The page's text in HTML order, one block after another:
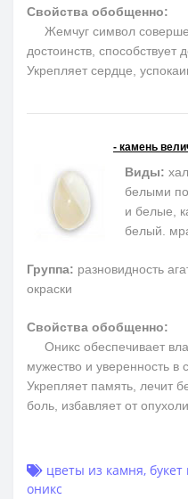
Свойства обобщенно:
Жемчуг символ
достоинств, способствует
Укрепляет сердце,
- камень
Виды:
белыми
и белые,
белый.
Группа: разновидность
окраски
Свойства обобщенно:
Оникс обеспечивает
мужество и уверенность в
Укрепляет память, лечит
боль, избавляет от опухоли
цветы из камня, букет
оникс